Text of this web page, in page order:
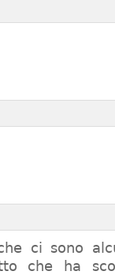
ci sono
che ha